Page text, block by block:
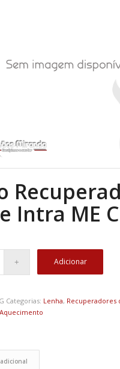
Intra ME
Adicionar
Categorias: Lenha, Recuperadores